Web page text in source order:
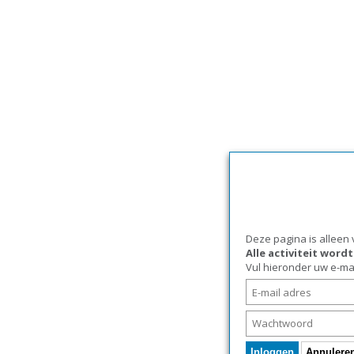
Deze pagina is
Alle activiteit
Vul hieronder uw e-